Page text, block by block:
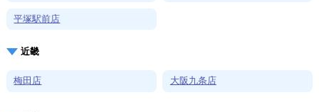
平塚駅前店
近畿
梅田店 大阪九条店